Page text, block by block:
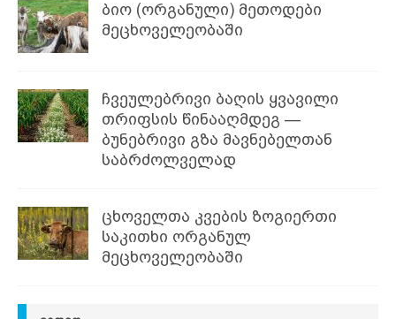
ბიო (ორგანული) მეთოდები
მეცხოველეობაში
ჩვეულებრივი ბაღის ყვავილი
თრიფსის წინააღმდეგ —
ბუნებრივი გზა მავნებელთან
საბრძოლველად
ცხოველთა კვების ზოგიერთი
საკითხი ორგანულ
მეცხოველეობაში